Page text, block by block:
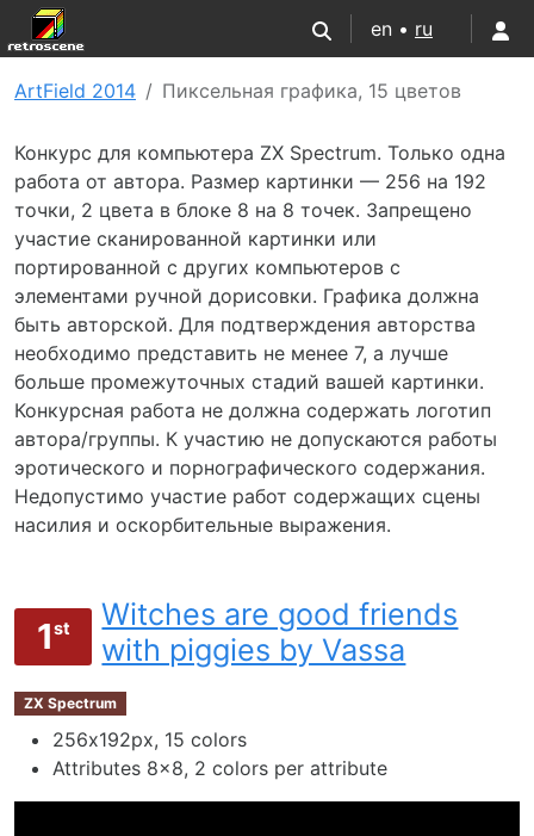
en • ru
ArtField 2014 Пиксельная графика, 15 цветов
Конкурс для компьютера ZX Spectrum. Только одна
работа от автора. Размер картинки — 256 на 192
точки, 2 цвета в блоке 8 на 8 точек. Запрещено
участие сканированной картинки или
портированной с других компьютеров с
элементами ручной дорисовки. Графика должна
быть авторской. Для подтверждения авторства
необходимо представить не менее 7, а лучше
больше промежуточных стадий вашей картинки.
Конкурсная работа не должна содержать логотип
автора/группы. К участию не допускаются работы
эротического и порнографического содержания.
Недопустимо участие работ содержащих сцены
насилия и оскорбительные выражения.
1st
Witches are good friends
with piggies by Vassa
ZX Spectrum
256х192px, 15 colors
Attributes 8x8, 2 colors per attribute